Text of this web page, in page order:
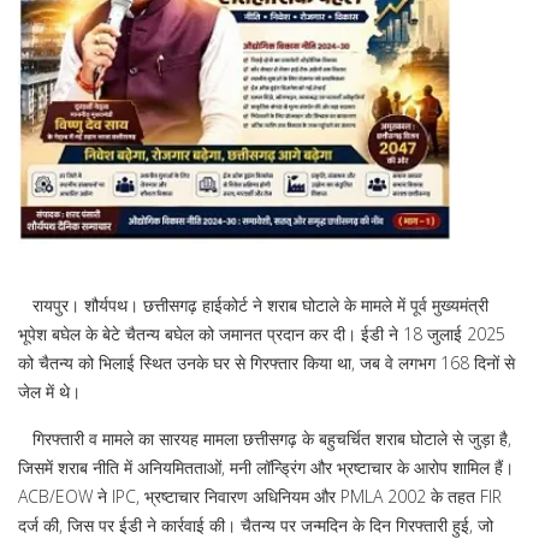
रायपुर। शौर्यपथ। छत्तीसगढ़ हाईकोर्ट ने शराब घोटाले के मामले में पूर्व मुख्यमंत्री
भूपेश बघेल के बेटे चैतन्य बघेल को जमानत प्रदान कर दी। ईडी ने 18 जुलाई 2025
को चैतन्य को भिलाई स्थित उनके घर से गिरफ्तार किया था, जब वे लगभग 168 दिनों से
जेल में थे।
गिरफ्तारी व मामले का सारयह मामला छत्तीसगढ़ के बहुचर्चित शराब घोटाले से जुड़ा है,
जिसमें शराब नीति में अनियमितताओं, मनी लॉन्ड्रिंग और भ्रष्टाचार के आरोप शामिल हैं।
ACB/EOW ने IPC, भ्रष्टाचार निवारण अधिनियम और PMLA 2002 के तहत FIR
दर्ज की, जिस पर ईडी ने कार्रवाई की। चैतन्य पर जन्मदिन के दिन गिरफ्तारी हुई, जो